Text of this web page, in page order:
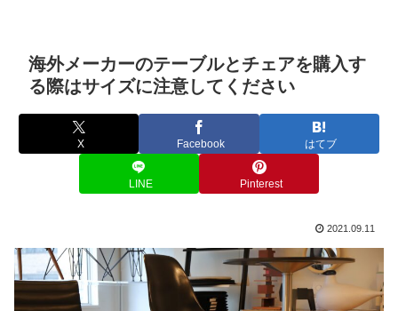
海外メーカーのテーブルとチェアを購入す
る際はサイズに注意してください
X Facebook はてブ
LINE Pinterest
2021.09.11